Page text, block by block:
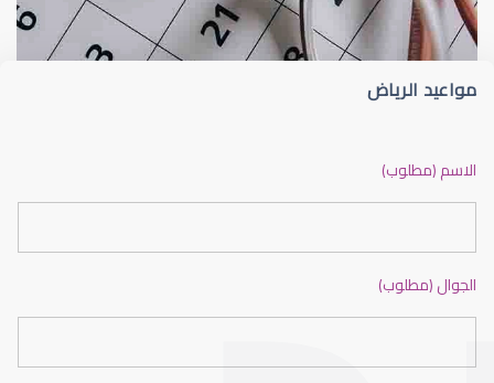
مواعيد الرياض
الاسم (مطلوب)
الجوال (مطلوب)